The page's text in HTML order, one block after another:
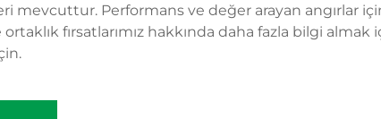
mevcuttur. Performans ve değer arayan angırlar
fırsatlarımız hakkında daha fazla bilgi